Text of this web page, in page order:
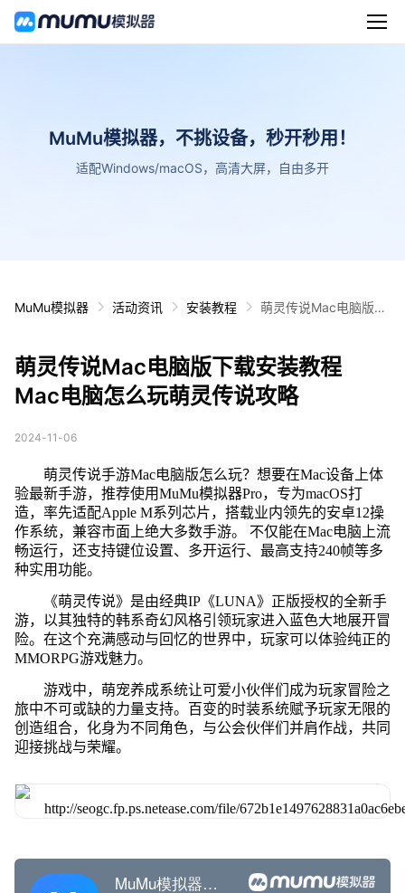
MuMu模拟器，不挑设备，秒开秒用！
适配Windows/macOS，高清大屏，自由多开
MuMu模拟器 活动资讯 安装教程
萌灵传说Mac电脑版下
萌灵传说Mac电脑版下载安装教程
Mac电脑怎么玩萌灵传说攻略
2024-11-06
萌灵传说手游Mac电脑版怎么玩？想要在Mac设备上体
验最新手游，推荐使用MuMu模拟器Pro，专为macOS打
造，率先适配Apple M系列芯片，搭载业内领先的安卓12操
作系统，兼容市面上绝大多数手游。 不仅能在Mac电脑上流
畅运行，还支持键位设置、多开运行、最高支持240帧等多
种实用功能。
《萌灵传说》是由经典IP《LUNA》正版授权的全新手
游，以其独特的韩系奇幻风格引领玩家进入蓝色大地展开冒
险。在这个充满感动与回忆的世界中，玩家可以体验纯正的
MMORPG游戏魅力。
游戏中，萌宠养成系统让可爱小伙伴们成为玩家冒险之
旅中不可或缺的力量支持。百变的时装系统赋予玩家无限的
创造组合，化身为不同角色，与公会伙伴们并肩作战，共同
迎接挑战与荣耀。